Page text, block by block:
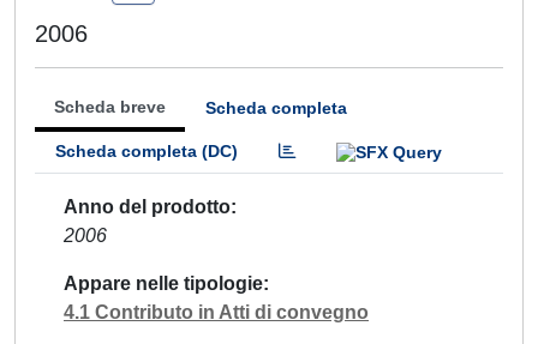
2006
Scheda breve Scheda completa
Scheda completa (DC)
Anno del prodotto
2006
Appare nelle tipologie
4.1 Contributo in Atti di convegno